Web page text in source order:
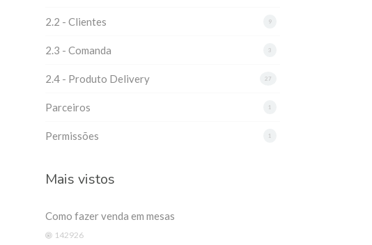
9
2.2 - Clientes
3
2.3 - Comanda
27
2.4 - Produto Delivery
1
Parceiros
1
Permissões
Mais vistos
Como fazer venda em mesas
142926